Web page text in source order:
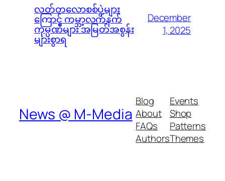
လတ်တလောစစ်ပွဲများ
ကြောင့် ကမ္ဘာ့လက်နက်
ကုမ္ပဏီများ အမြတ်အစွန်း
များစွာရ
December
1, 2025
News @ M-Media
Blog
About
FAQs
Authors
Events
Shop
Patterns
Themes